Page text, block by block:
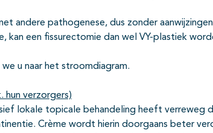
andere pathogenese, dus zonder
een fissurectomie dan wel VY-plastiek
u naar het stroomdiagram.
hun verzorgers)
lokale topicale behandeling heeft verreweg
Crème wordt hierin doorgaans beter